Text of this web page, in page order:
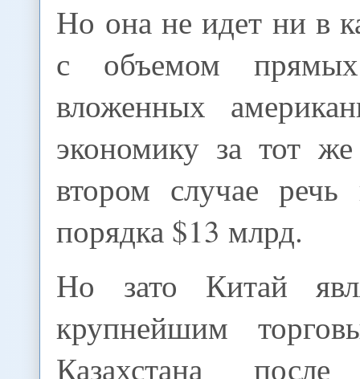
Но она не идет ни в
с объемом прямых
вложенных
экономику за тот
втором случае
порядка $13 млрд.
Но зато Китай
крупнейшим
Казахстана